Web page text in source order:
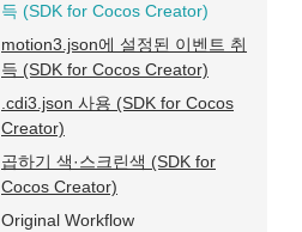
득 (SDK for Cocos Creator)
motion3.json에 설정된 이벤트 취
득 (SDK for Cocos Creator)
.cdi3.json 사용 (SDK for Cocos
Creator)
곱하기 색·스크린색 (SDK for
Cocos Creator)
Original Workflow